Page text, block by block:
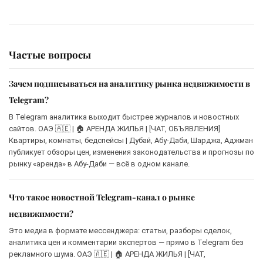
Частые вопросы
Зачем подписываться на аналитику рынка недвижимости в
Telegram?
В Telegram аналитика выходит быстрее журналов и новостных
сайтов. ОАЭ 🇦🇪 | 🏠 АРЕНДА ЖИЛЬЯ | [ЧАТ, ОБЪЯВЛЕНИЯ]
Квартиры, комнаты, бедспейсы | Дубай, Абу-Даби, Шарджа, Аджман
публикует обзоры цен, изменения законодательства и прогнозы по
рынку «аренда» в Абу-Даби — всё в одном канале.
Что такое новостной Telegram-канал о рынке
недвижимости?
Это медиа в формате мессенджера: статьи, разборы сделок,
аналитика цен и комментарии экспертов — прямо в Telegram без
рекламного шума. ОАЭ 🇦🇪 | 🏠 АРЕНДА ЖИЛЬЯ | [ЧАТ,